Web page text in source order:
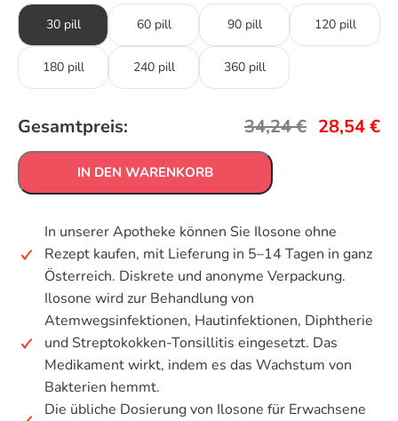
30 pill 60 pill 90 pill 120 pill
180 pill 240 pill 360 pill
Gesamtpreis: 34,24€ 28,54€
IN DEN WARENKORB
In unserer Apotheke können Sie Ilosone ohne
Rezept kaufen, mit Lieferung in 5–14 Tagen in ganz
Österreich. Diskrete und anonyme Verpackung.
Ilosone wird zur Behandlung von
Atemwegsinfektionen, Hautinfektionen, Diphtherie
und Streptokokken-Tonsillitis eingesetzt. Das
Medikament wirkt, indem es das Wachstum von
Bakterien hemmt.
Die übliche Dosierung von Ilosone für Erwachsene